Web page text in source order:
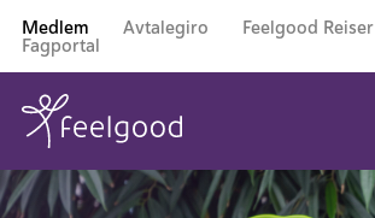
Medlem Avtalegiro Feelgood Reiser
Fagportal